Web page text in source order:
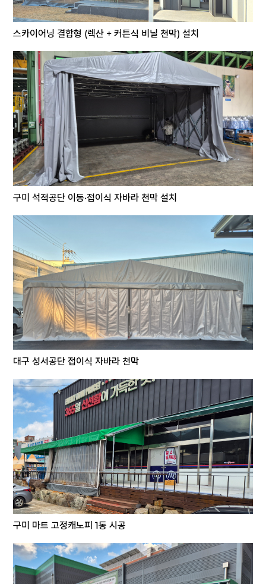
스카이어닝 결합형 (렉산 + 커튼식 비닐 천막) 설치
구미 석적공단 이동·접이식 자바라 천막 설치
대구 성서공단 접이식 자바라 천막
구미 마트 고정캐노피 1동 시공